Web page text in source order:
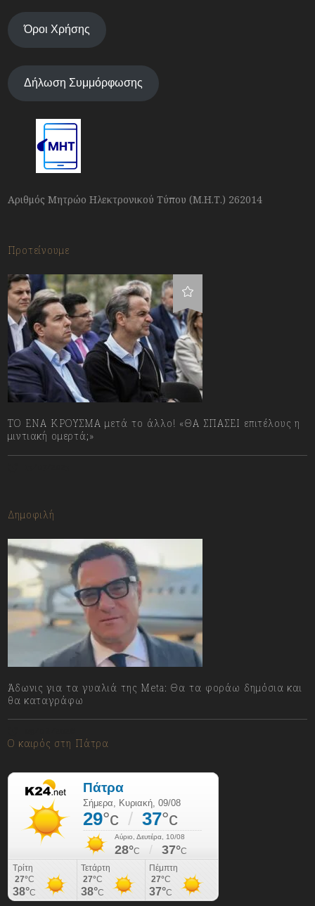
Όροι Χρήσης
Δήλωση Συμμόρφωσης
Αριθμός Μητρώο Ηλεκτρονικού Τύπου (Μ.Η.Τ.) 262014
Προτείνουμε
ΤΟ ΕΝΑ ΚΡΟΥΣΜΑ μετά το άλλο! «ΘΑ ΣΠΑΣΕΙ επιτέλους η
μιντιακή ομερτά;»
Δημοφιλή
Άδωνις για τα γυαλιά της Meta: Θα τα φοράω δημόσια και
θα καταγράφω
Ο καιρός στη Πάτρα